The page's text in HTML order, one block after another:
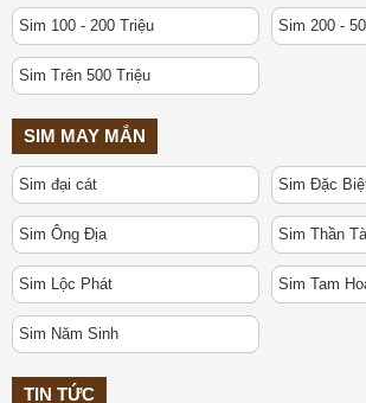
Sim 100 - 200 Triệu Sim 200 -
Sim Trên 500 Triệu
SIM MAY MẮN
Sim đại cát Sim Đặc
Sim Ông Địa Sim Thần
Sim Lộc Phát Sim Tam
Sim Năm Sinh
TIN TỨC